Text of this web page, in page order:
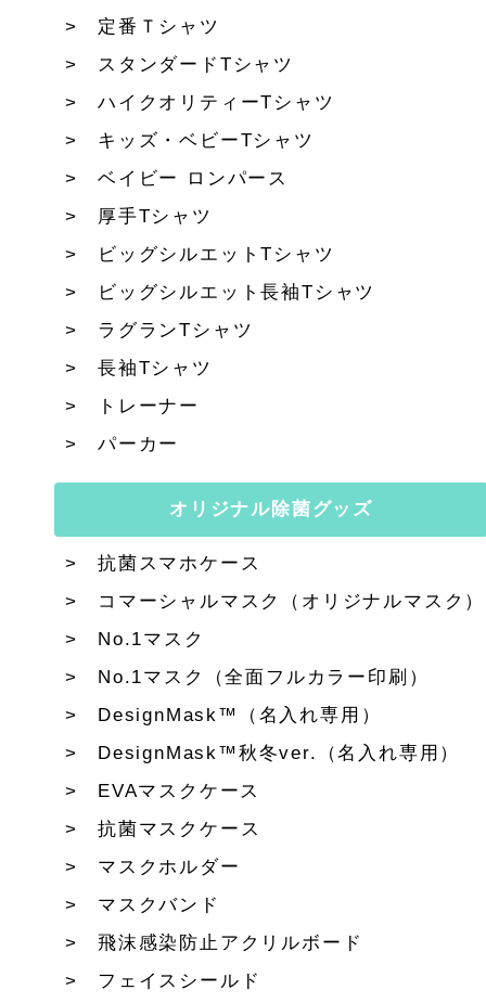
定番Ｔシャツ
スタンダードTシャツ
ハイクオリティーTシャツ
キッズ・ベビーTシャツ
ベイビー ロンパース
厚手Tシャツ
ビッグシルエットTシャツ
ビッグシルエット長袖Tシャツ
ラグランTシャツ
長袖Tシャツ
トレーナー
パーカー
オリジナル除菌グッズ
抗菌スマホケース
コマーシャルマスク（オリジナルマスク）
No.1マスク
No.1マスク（全面フルカラー印刷）
DesignMask™（名入れ専用）
DesignMask™秋冬ver.（名入れ専用）
EVAマスクケース
抗菌マスクケース
マスクホルダー
マスクバンド
飛沫感染防止アクリルボード
フェイスシールド